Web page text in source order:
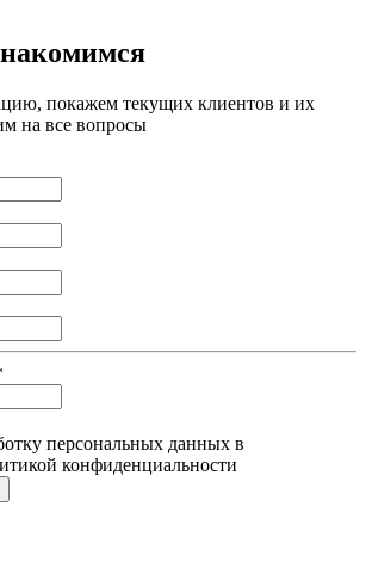
покажем текущих клиентов и их
на все вопросы
персональных данных в
конфиденциальности